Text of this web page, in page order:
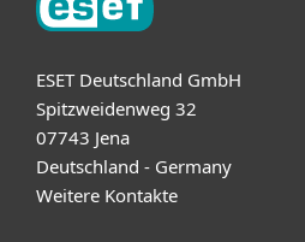
ESET Deutschland GmbH
Spitzweidenweg 32
07743 Jena
Deutschland - Germany
Weitere Kontakte